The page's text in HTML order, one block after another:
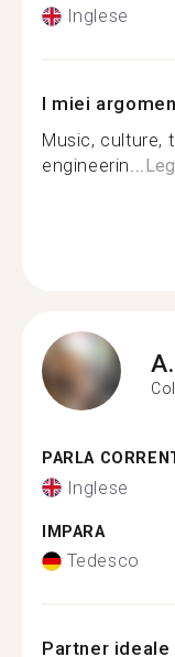
Inglese
I miei
Music, culture,
engineerin...
A.
PARLA
Inglese
IMPARA
Tedesco
Partner